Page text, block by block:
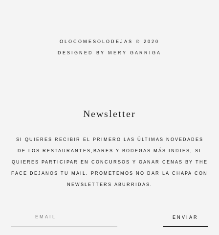
OLOCOMESOLODEJAS © 2020
DESIGNED BY MERY GARRIGA
Newsletter
SI QUIERES RECIBIR EL PRIMERO LAS ÚLTIMAS NOVEDADES
DE LOS RESTAURANTES,BARES Y BODEGAS MÁS INDIES, SI
QUIERES PARTICIPAR EN CONCURSOS Y GANAR CENAS BY THE
FACE DEJANOS TU MAIL. PROMETEMOS NO DAR LA CHAPA CON
NEWSLETTERS ABURRIDAS.